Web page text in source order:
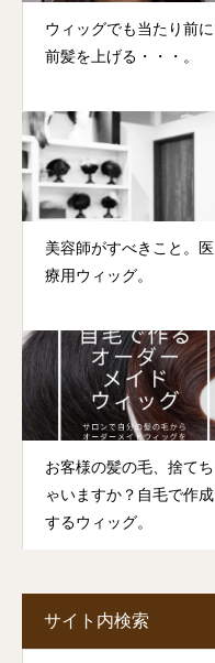
ウィッグでも当たり前に
前髪を上げる・・・。
美容師がすべきこと。医
療用ウィッグ。
お客様の髪の毛、捨てち
ゃいますか？自毛で作成
するウィッグ。
サイト内検索